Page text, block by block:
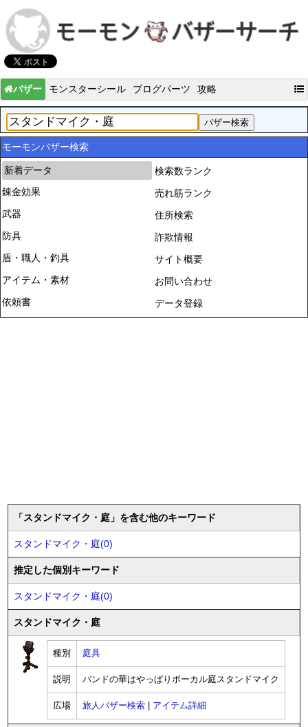
バザー モンスターシール ブログパーツ 攻略
モーモンバザー検索
新着データ
錬金効果
武器
防具
盾・職人・釣具
アイテム・素材
依頼書
検索数ランク
売れ筋ランク
住所検索
詐欺情報
サイト概要
お問い合わせ
データ登録
「スタンドマイク・庭」を含む他のキーワード
スタンドマイク・庭(0)
推定した個別キーワード
スタンドマイク・庭(0)
スタンドマイク・庭
種別 庭具
説明 バンドの華はやっぱりボーカル庭スタンドマイク
広場 旅人バザー検索 アイテム詳細